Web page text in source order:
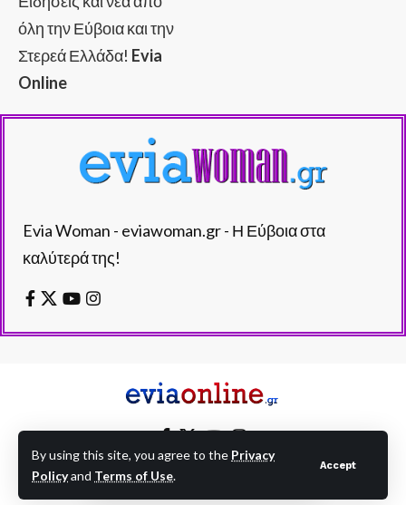
By using this site, you agree to the Privacy
Policyand Terms of Use.
Accept
όλη την Εύβοια και την
Στερεά Ελλάδα! Evia
Online
Evia Woman - eviawoman.gr - Η Εύβοια στα
καλύτερά της!
EVIAONLINE © eviaonline.gr - All Rights Reserved.